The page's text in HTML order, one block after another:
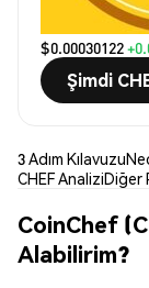
$0.00030122
Şimdi
3 Adım Kılavuzu
CHEF AnaliziDiğer
CoinChef
Alabilirim?